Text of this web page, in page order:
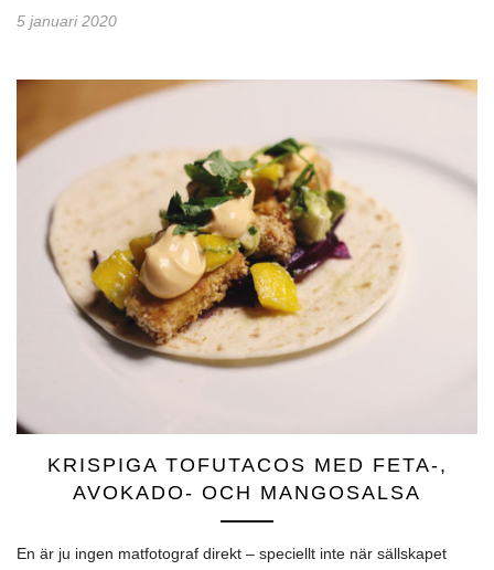
5 januari 2020
KRISPIGA TOFUTACOS MED FETA-,
AVOKADO- OCH MANGOSALSA
En är ju ingen matfotograf direkt – speciellt inte när sällskapet